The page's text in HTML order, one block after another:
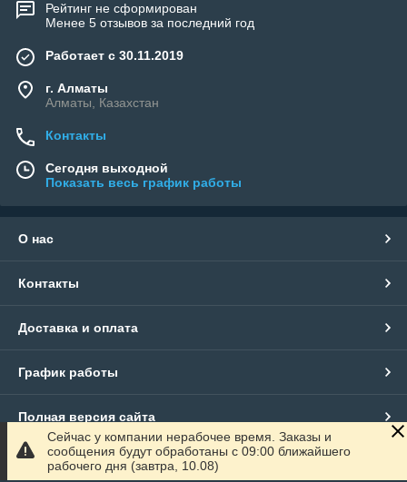
Рейтинг не сформирован
Менее 5 отзывов за последний год
Работает с 30.11.2019
г. Алматы
Алматы, Казахстан
Контакты
Сегодня выходной
Показать весь график работы
О нас
Контакты
Доставка и оплата
График работы
Полная версия сайта
Сайт создан на маркетплейсеSatu.kz
Сейчас у компании нерабочее время. Заказы и
сообщения будут обработаны с 09:00 ближайшего
рабочего дня (завтра, 10.08)